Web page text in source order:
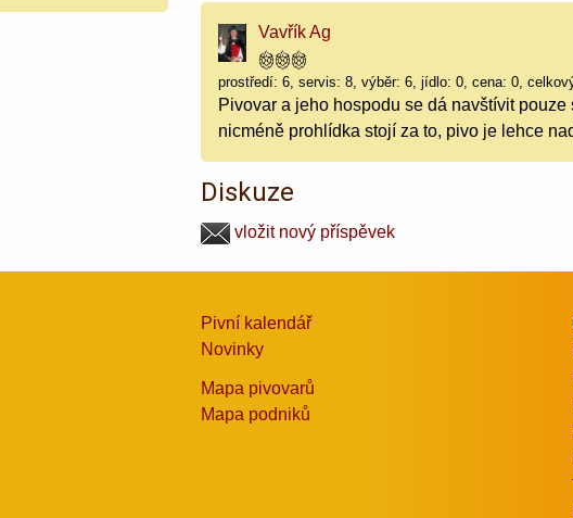
Vavřík Ag
prostředí: 6, servis: 8, výběr: 6, jídlo: 0, cena: 0,
Pivovar a jeho hospodu se dá navštívit
nicméně prohlídka stojí za to, pivo je lehce
Diskuze
vložit nový příspěvek
Pivní kalendář
Novinky
Mapa pivovarů
Mapa podniků